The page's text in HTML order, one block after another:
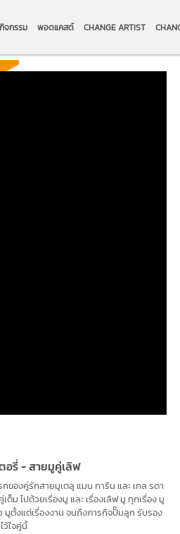
กิจกรรม พอดแคสต์ CHANGE ARTIST
อรี่ - สายมูคู่เลิฟ
กของคู่รักสายมูเตลู แมน การิน และ เกล รดา
เต็ม ไปด้วย
มูตั้งแต่เรื่องงาน จนถึงภารกิจปั๊มลูก รับรอง
ว้ใจคู่นี้